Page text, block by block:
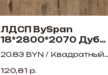
ЛДСП BySpan
18*2800*2070 Дуб
Веллингтон 370 SWN
20.83 BYN / Квадратный
120,81 р.